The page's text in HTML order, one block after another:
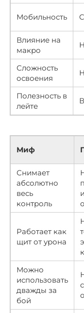
Мобильность
Влияние на
макро
Сложность
освоения
Полезность в
лейте
Миф
Снимает
абсолютно
весь
контроль
Работает как
щит от урона
Можно
использовать
дважды за
бой